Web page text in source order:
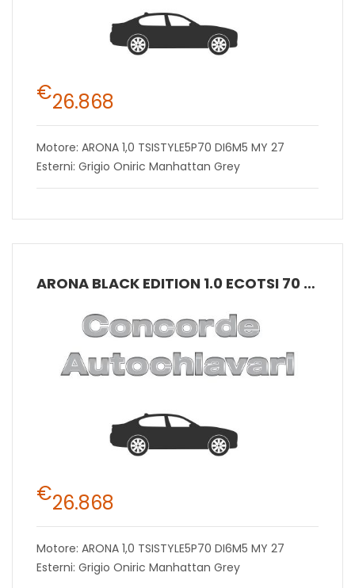
€26.868
Motore: ARONA 1,0 TSISTYLE5P70 DI6M5 MY 27
Esterni: Grigio Oniric Manhattan Grey
ARONA BLACK EDITION 1.0 ECOTSI 70 KW (95 CV) BENZINA MANUALE 5 MARCE 2WD
€26.868
Motore: ARONA 1,0 TSISTYLE5P70 DI6M5 MY 27
Esterni: Grigio Oniric Manhattan Grey